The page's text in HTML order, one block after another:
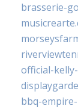
brasserie-
official-
bbq-